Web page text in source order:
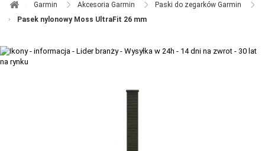
ZEGARKI DO BIEGANIA
TACX
Garmin ​ Akcesoria Garmin ​
Paski do zegarków Garmin ​
Pasek nylonowy Moss UltraFit 26 mm